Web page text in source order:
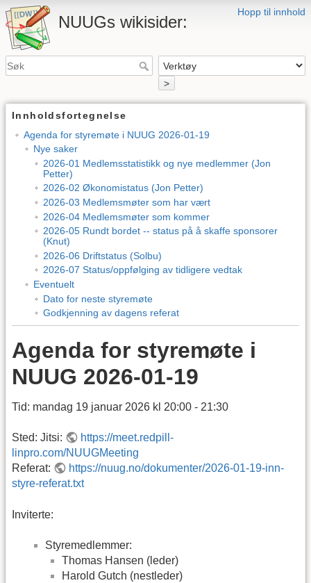
Hopp til innhold
NUUGs wikisider:
>
Innholdsfortegnelse
Agenda for styremøte i NUUG 2026-01-19
Nye saker
2026-01 Medlemsstatistikk og nye medlemmer (Jon
Petter)
2026-02 Økonomistatus (Jon Petter)
2026-03 Medlemsmøter som har vært
2026-04 Medlemsmøter som kommer
2026-05 Rundt bordet -- status på å skaffe sponsorer
(Knut)
2026-06 Driftstatus (Solbu)
2026-07 Status/oppfølging av tidligere vedtak
Eventuelt
Dato for neste styremøte
Godkjenning av dagens referat
Agenda for styremøte i
NUUG 2026-01-19
Tid: mandag 19 januar 2026 kl 20:00 - 21:30
Sted: Jitsi:
https://meet.redpill-
linpro.com/NUUGMeeting
Referat:
https://nuug.no/dokumenter/2026-01-19-inn-
styre-referat.txt
Inviterte:
Styremedlemmer:
Thomas Hansen (leder)
Harold Gutch (nestleder)